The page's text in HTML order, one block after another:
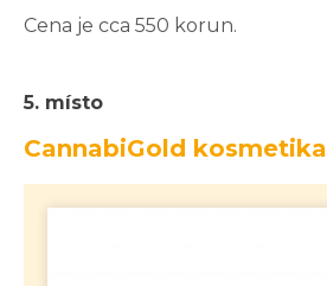
Cena je cca 550 korun.
5. místo
CannabiGold kosmetika